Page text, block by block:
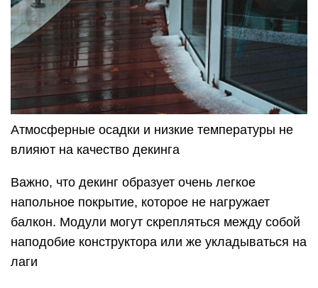
Атмосферные осадки и низкие температуры не
влияют на качество декинга
Важно, что декинг образует очень легкое
напольное покрытие, которое не нагружает
балкон. Модули могут скрепляться между собой
наподобие конструктора или же укладываться на
лаги